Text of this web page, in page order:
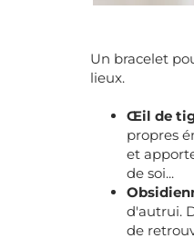
Un bracelet
lieux.
Œil de
propres
et
de soi...
d'autrui.
de